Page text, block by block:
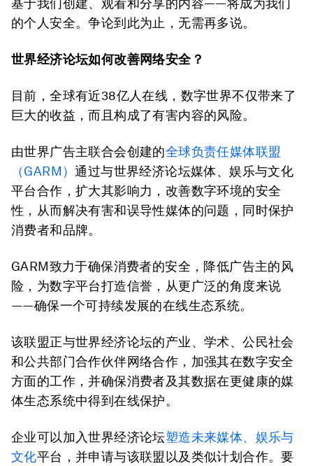
基于我们创建、观看和分享的内容——将成为我们
的个人安全。争论到此为止，无需再多说。
世界经济论坛如何改善网络安全？
目前，全球有近38亿人在线，数字世界不仅带来了
巨大的收益，而且构成了有害内容的风险。
由世界广告主联合会创建的全球负责任媒体联盟
（GARM）通过与世界经济论坛媒体、娱乐与文化
平台合作，扩大其影响力，改善数字环境的安全
性，从而解决有害和误导性媒体的问题，同时保护
消费者和品牌。
GARM致力于确保消费者的安全，降低广告主的风
险，为数字平台打造信誉，从更广泛的角度来说
——确保一个可持续发展的在线生态系统。
该联盟正与世界经济论坛的产业、学术、公民社会
和公共部门合作伙伴网络合作，加强其在数字安全
方面的工作，并确保消费者及其数据在更健康的媒
体生态系统中得到在线保护。
企业可以加入世界经济论坛塑造未来媒体、娱乐与
文化平台，并申请与该联盟以及类似计划合作。要